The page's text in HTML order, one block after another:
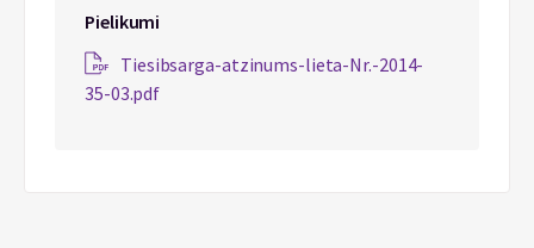
Pielikumi
Tiesibsarga-atzinums-lieta-Nr.-2014-
35-03.pdf